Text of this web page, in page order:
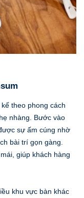
theo phong cách
nhàng. Bước vào
sự ấm cúng nhờ
bài trí gọn gàng.
giúp khách hàng
khu vực bàn khác